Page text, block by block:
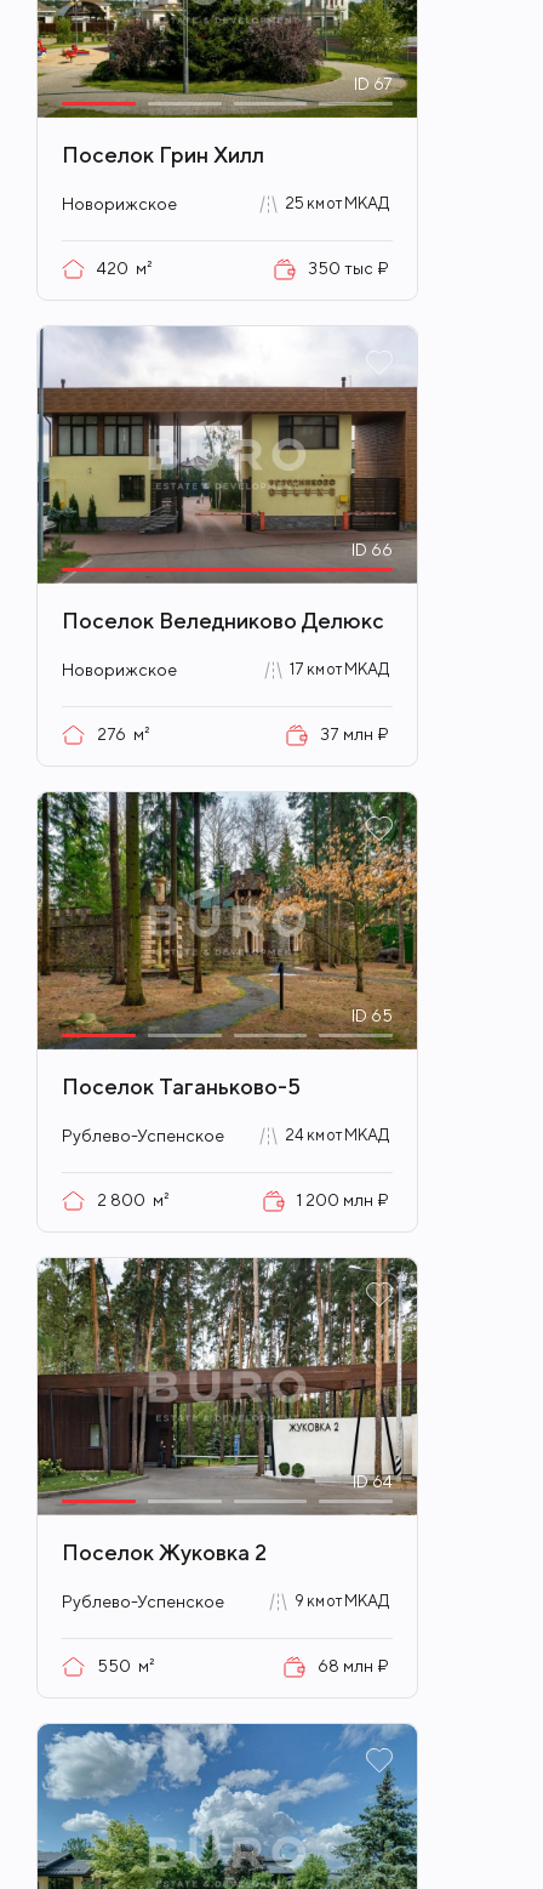
ID67
Поселок Грин Хилл
Новорижское 25 км от МКАД
420 м² 350 тыс ₽
ID 66
Поселок Веледниково Делюкс
Новорижское 17 км от МКАД
276 м² 37 млн ₽
ID65
Поселок Таганьково-5
Рублево-Успенское 24 км от МКАД
2 800 м² 1 200 млн ₽
ID64
Поселок Жуковка 2
Рублево-Успенское 9 км от МКАД
550 м² 68 млн ₽